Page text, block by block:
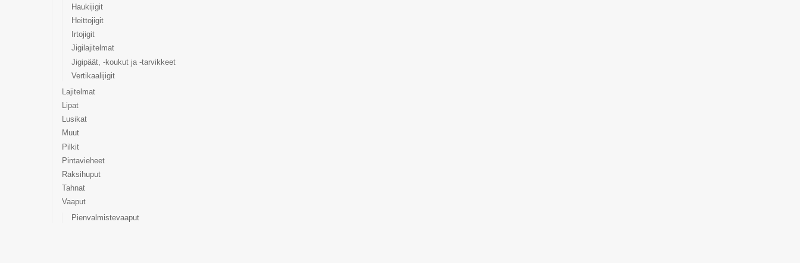
Haukijigit
Heittojigit
Irtojigit
Jigilajitelmat
Jigipäät, -koukut ja -tarvikkeet
Vertikaalijigit
Lajitelmat
Lipat
Lusikat
Muut
Pilkit
Pintavieheet
Raksihuput
Tahnat
Vaaput
Pienvalmistevaaput